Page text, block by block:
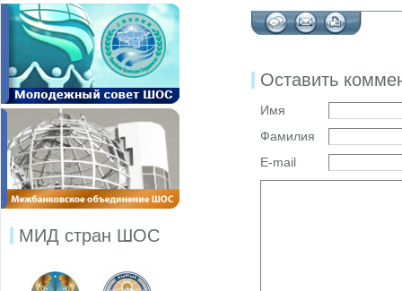
МИД стран ШОС
Оставить
Имя
Фамилия
E-mail